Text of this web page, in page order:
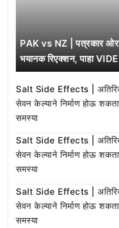
PAK vs NZ | पत्रकार
भयानक रिएक्शन, पाहा
Salt Side Effects |
सेवन केल्याने निर्माण होऊ
समस्या
Salt Side Effects |
सेवन केल्याने निर्माण होऊ
समस्या
Salt Side Effects |
सेवन केल्याने निर्माण होऊ
समस्या